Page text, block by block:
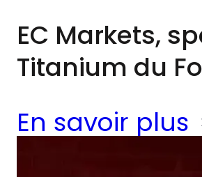
EC Markets,
Titanium du
offert l’une
En savoir plus